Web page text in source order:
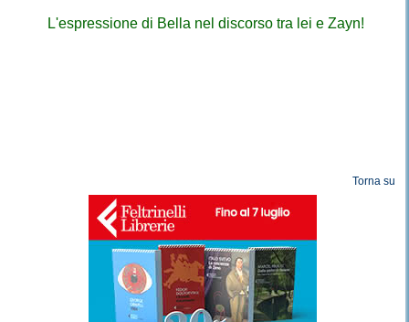
L'espressione di Bella nel discorso tra lei e Zayn!
Torna su